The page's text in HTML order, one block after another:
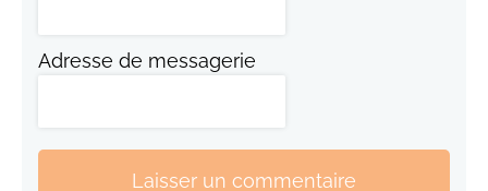
Adresse de messagerie
Laisser un commentaire